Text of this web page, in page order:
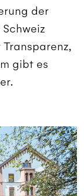
der
gibt es